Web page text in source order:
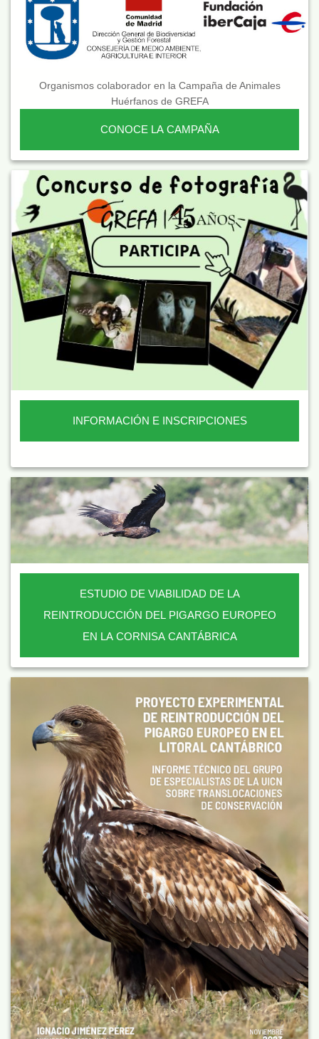
Organismos colaborador en la Campaña de Animales
Huérfanos de GREFA
CONOCE LA CAMPAÑA
INFORMACIÓN E INSCRIPCIONES
ESTUDIO DE VIABILIDAD DE LA
REINTRODUCCIÓN DEL PIGARGO EUROPEO
EN LA CORNISA CANTÁBRICA